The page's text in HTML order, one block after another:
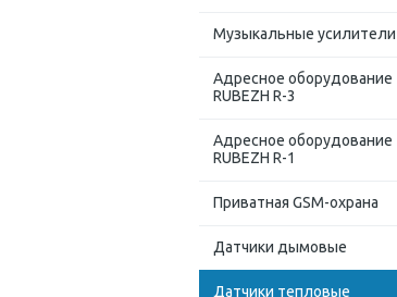
Музыкальные усилители
Адресное оборудование
RUBEZH R-3
Адресное оборудование
RUBEZH R-1
Приватная GSM-охрана
Датчики дымовые
Датчики тепловые